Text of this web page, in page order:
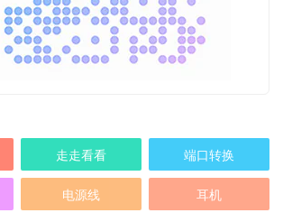
走走看看 端口转换
电源线 耳机